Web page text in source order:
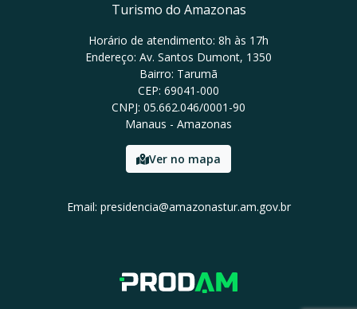
Turismo do Amazonas
Horário de atendimento: 8h às 17h
Endereço: Av. Santos Dumont, 1350
Bairro: Tarumã
CEP: 69041-000
CNPJ: 05.662.046/0001-90
Manaus - Amazonas
Ver no mapa
Email: presidencia@amazonastur.am.gov.br